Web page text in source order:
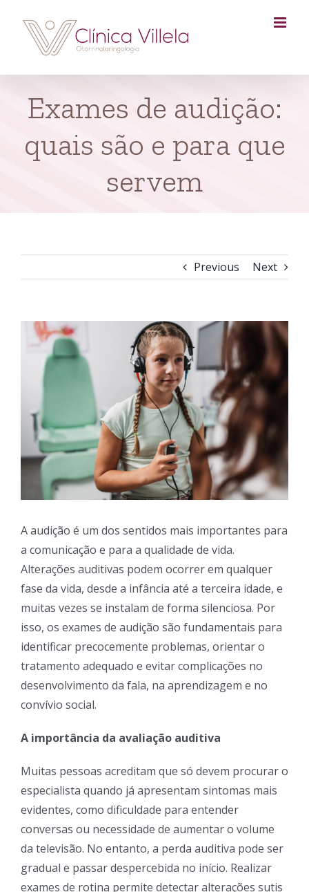
content
Exames de audição:
quais são e para que
servem
Previous Next
View
Larger
Image
A audição é um dos sentidos mais importantes para
a comunicação e para a qualidade de vida.
Alterações auditivas podem ocorrer em qualquer
fase da vida, desde a infância até a terceira idade, e
muitas vezes se instalam de forma silenciosa. Por
isso, os exames de audição são fundamentais para
identificar precocemente problemas, orientar o
tratamento adequado e evitar complicações no
desenvolvimento da fala, na aprendizagem e no
convívio social.
A importância da avaliação auditiva
Muitas pessoas acreditam que só devem procurar o
especialista quando já apresentam sintomas mais
evidentes, como dificuldade para entender
conversas ou necessidade de aumentar o volume
da televisão. No entanto, a perda auditiva pode ser
gradual e passar despercebida no início. Realizar
exames de rotina permite detectar alterações sutis